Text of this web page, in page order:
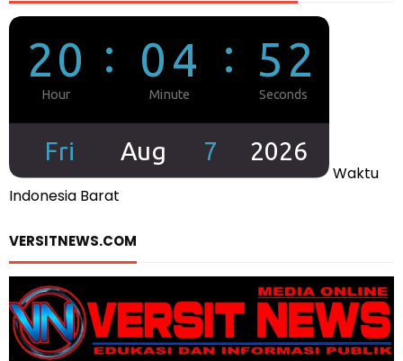
Waktu
Indonesia Barat
VERSITNEWS.COM